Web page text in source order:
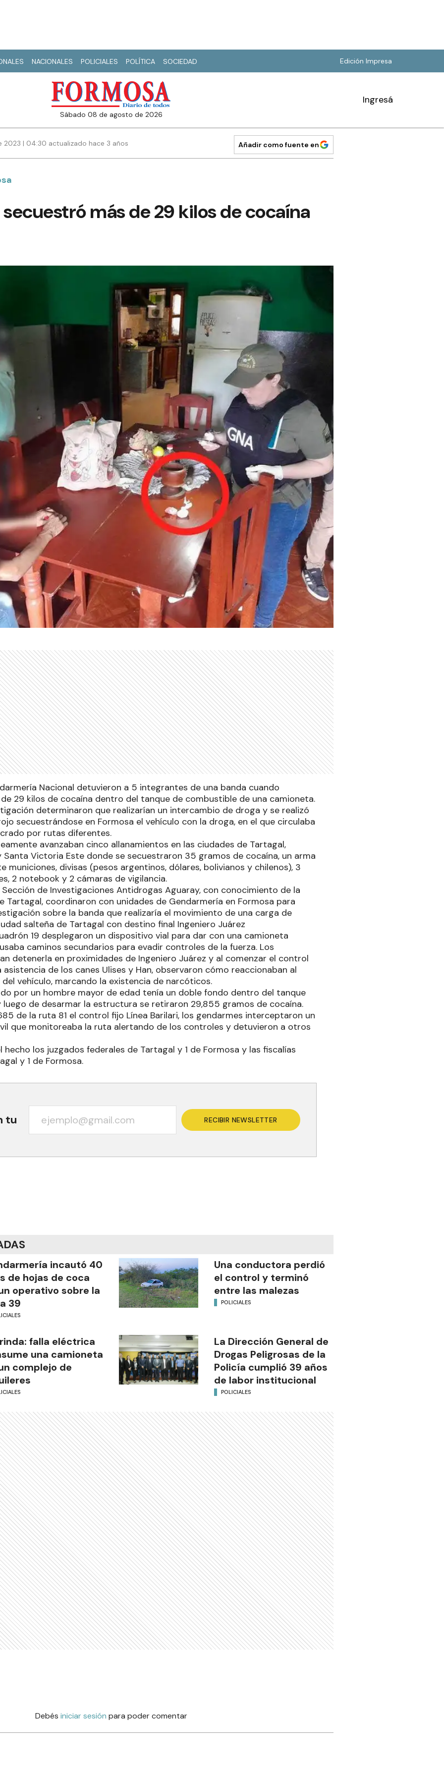
NACIONALES POLICIALES POLÍTICA SOCIEDAD Edición Impresa
sábado 08 de agosto de 2026
Ingresá
2023 | 04:30 actualizado hace 3 años Añadir como fuente en
más de 29 kilos de cocaína
Nacional detuvieron a 5 integrantes de una banda cuando
29 kilos de cocaína dentro del tanque de combustible de una camioneta.
determinaron que realizarían un intercambio de droga y se realizó
secuestrándose en Formosa el vehículo con la droga, en el que circulaba
por rutas diferentes.
avanzaban cinco allanamientos en las ciudades de Tartagal,
Santa Victoria Este donde se secuestraron 35 gramos de cocaína, un arma
municiones, divisas (pesos argentinos, dólares, bolivianos y chilenos), 3
2 notebook y 2 cámaras de vigilancia.
de Investigaciones Antidrogas Aguaray, con conocimiento de la
Tartagal, coordinaron con unidades de Gendarmería en Formosa para
sobre la banda que realizaría el movimiento de una carga de
salteña de Tartagal con destino final Ingeniero Juárez
19 desplegaron un dispositivo vial para dar con una camioneta
caminos secundarios para evadir controles de la fuerza. Los
detenerla en proximidades de Ingeniero Juárez y al comenzar el control
de los canes Ulises y Han, observaron cómo reaccionaban al
vehículo, marcando la existencia de narcóticos.
por un hombre mayor de edad tenía un doble fondo dentro del tanque
de desarmar la estructura se retiraron 29,855 gramos de cocaína.
de la ruta 81 el control fijo Línea Barilari, los gendarmes interceptaron un
que monitoreaba la ruta alertando de los controles y detuvieron a otros
hecho los juzgados federales de Tartagal y 1 de Formosa y las fiscalías
y 1 de Formosa.
tu RECIBIR NEWSLETTER
incautó 40
de hojas de coca
operativo sobre la
39
Una conductora perdió
el control y terminó
entre las malezas
POLICIALES
falla eléctrica
una camioneta
complejo de
La Dirección General de
Drogas Peligrosas de la
Policía cumplió 39 años
de labor institucional
POLICIALES
Debés iniciar sesión para poder comentar